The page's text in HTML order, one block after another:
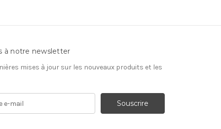
à notre newsletter
mises à jour sur les nouveaux produits et les